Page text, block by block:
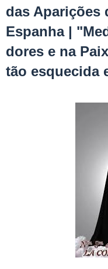
das Aparições
Espanha |
dores e na
tão esquecida